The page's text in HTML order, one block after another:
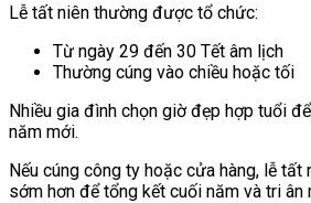
Lễ tất niên thường được tổ chức:
Từ ngày 29 đến 30 Tết âm lịch
Thường cúng vào chiều hoặc tối
Nhiều gia đình chọn giờ đẹp hợp tuổi
năm mới.
Nếu cúng công ty hoặc cửa hàng, lễ
sớm hơn để tổng kết cuối năm và tri ân